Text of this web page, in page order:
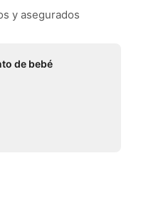
y asegurados
de bebé